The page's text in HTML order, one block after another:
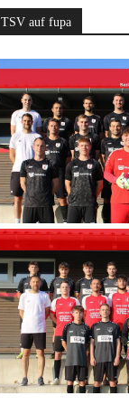
TSV auf fupa